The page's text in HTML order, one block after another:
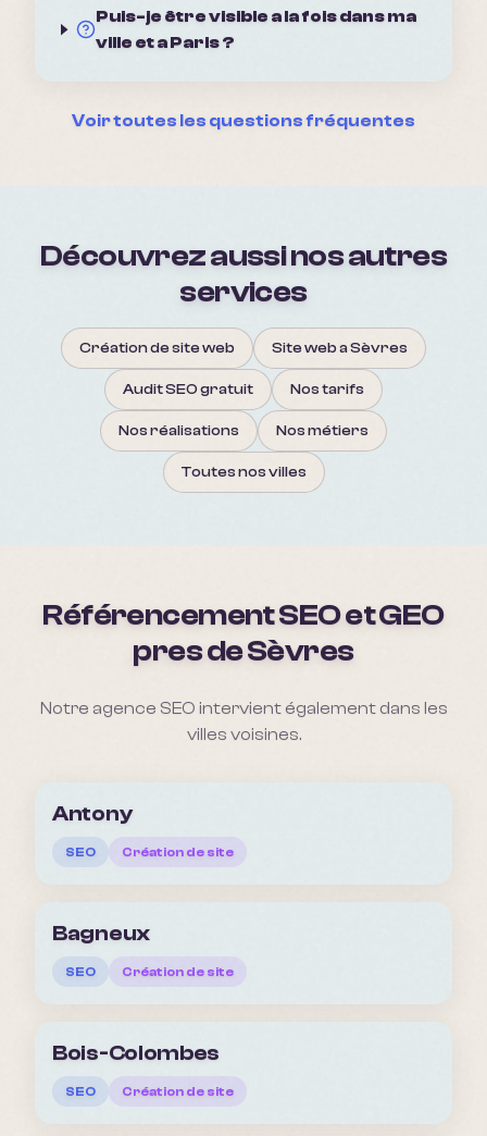
Puis-je être visible a la fois dans ma
ville et a Paris ?
Voir toutes les questions fréquentes
Découvrez aussi nos autres
services
Création de site web Site web a Sèvres
Audit SEO gratuit Nos tarifs
Nos réalisations Nos métiers
Toutes nos villes
Référencement SEO et GEO
pres deSèvres
Notre agence SEO intervient également dans les
villes voisines.
Antony
SEO Création de site
Bagneux
SEO Création de site
Bois-Colombes
SEO Création de site